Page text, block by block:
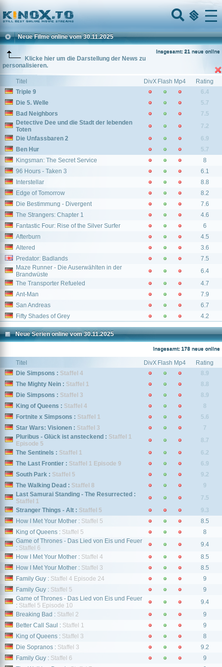
Home
Menu
Neue Filme online vom 30.11.2025
Insgesamt: 21 neue online
Klicke hier um die Darstellung der News zu
personalisieren.
Titel DivX Flash Mp4
Rating
Triple 9
6.4
Die 5. Welle
5.7
Bad Neighbors
7.5
Detective Dee und die Stadt der lebenden
Toten
7.2
Die Unfassbaren 2
6.9
Ben Hur
5.7
Kingsman: The Secret Service
8
96 Hours - Taken 3
6.1
Interstellar
8.8
Edge of Tomorrow
8.2
Die Bestimmung - Divergent
7.6
The Strangers: Chapter 1
4.6
Fantastic Four: Rise of the Silver Surfer
6
Afterburn
4.5
Altered
3.6
Predator: Badlands
7.5
Maze Runner - Die Auserwählten in der
Brandwüste
6.4
The Transporter Refueled
4.7
Ant-Man
7.9
San Andreas
6.7
Fifty Shades of Grey
4.2
Neue Serien online vom 30.11.2025
Insgesamt: 178 neue online
Titel DivX Flash Mp4
Rating
Die Simpsons : Staffel 4
8.9
The Mighty Nein : Staffel 1
8.8
Die Simpsons : Staffel 3
8.9
King of Queens : Staffel 4
8
Fortnite x Simpsons : Staffel 1
5.6
Star Wars: Visionen : Staffel 3
7
Pluribus - Glück ist ansteckend : Staffel 1
Episode 5
8.7
The Sentinels : Staffel 1
6.2
The Last Frontier : Staffel 1 Episode 9
6.9
South Park : Staffel 5
9.2
The Walking Dead : Staffel 8
9
Last Samurai Standing - The Resurrected :
Staffel 1
7.5
Stranger Things - Alt : Staffel 5
9.3
How I Met Your Mother : Staffel 5
8.5
King of Queens : Staffel 5
8
Game of Thrones - Das Lied von Eis und Feuer
: Staffel 6
9.4
How I Met Your Mother : Staffel 4
8.5
How I Met Your Mother : Staffel 3
8.5
Family Guy : Staffel 4 Episode 24
9
Family Guy : Staffel 5
9
Game of Thrones - Das Lied von Eis und Feuer
: Staffel 5 Episode 10
9.4
Breaking Bad : Staffel 2
9
Better Call Saul : Staffel 1
9
King of Queens : Staffel 3
8
Die Sopranos : Staffel 3
9.2
Family Guy : Staffel 6
9